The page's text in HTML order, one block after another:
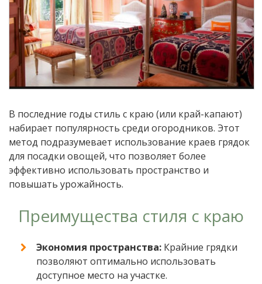
В последние годы стиль с краю (или край-капают)
набирает популярность среди огородников. Этот
метод подразумевает использование краев грядок
для посадки овощей, что позволяет более
эффективно использовать пространство и
повышать урожайность.
Преимущества стиля с краю
Экономия пространства: Крайние грядки
позволяют оптимально использовать
доступное место на участке.